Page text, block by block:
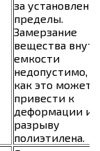
за
пределы.
Замерзание
вещества
емкости
недопустимо,
как это может
привести к
деформации
разрыву
полиэтилена.